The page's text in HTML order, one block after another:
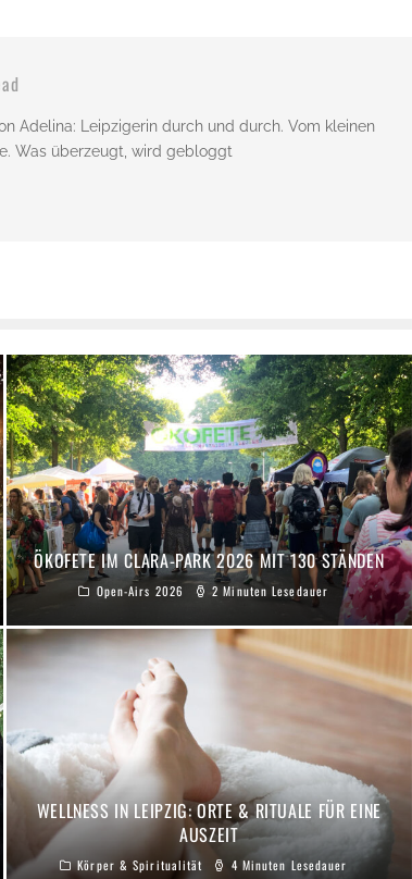
Adelina: Leipzigerin durch und durch. Vom kleinen
Was überzeugt, wird gebloggt
ÖKOFETE IM CLARA-PARK 2026 MIT 130 STÄNDEN
Open-Airs 2026 2 Minuten Lesedauer
WELLNESS IN LEIPZIG: ORTE & RITUALE FÜR EINE
AUSZEIT
Körper & Spiritualität 4 Minuten Lesedauer